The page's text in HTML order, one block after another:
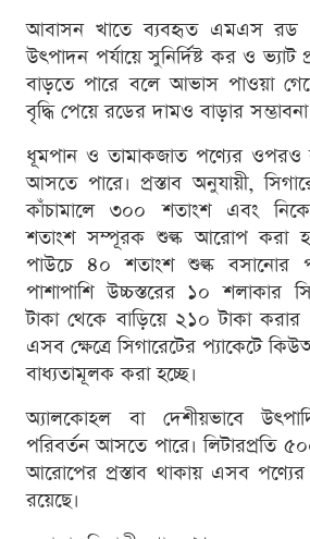
আবাসন খাতে ব্যবহৃত এমএস রড
উৎপাদন পর্যায়ে সুনির্দিষ্ট কর ও ভ্যাট
বাড়তে পারে বলে আভাস পাওয়া
বৃদ্ধি পেয়ে রডের দামও বাড়ার
ধূমপান ও তামাকজাত পণ্যের
আসতে পারে। প্রস্তাব অনুযায়ী,
কাঁচামালে ৩০০ শতাংশ এবং
শতাংশ সম্পূরক শুল্ক আরোপ করা
পাউচে ৪০ শতাংশ শুল্ক বসানোর
পাশাপাশি উচ্চস্তরের ১০ শলাকার
টাকা থেকে বাড়িয়ে ২১০ টাকা করার
এসব ক্ষেত্রে সিগারেটের প্যাকেটে
বাধ্যতামূলক করা হচ্ছে।
অ্যালকোহল বা দেশীয়ভাবে
পরিবর্তন আসতে পারে। লিটারপ্রতি ৫০০
আরোপের প্রস্তাব থাকায় এসব পণ্যের
রয়েছে।